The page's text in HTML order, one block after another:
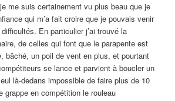
me suis certainement vu plus beau que je
qui m’a fait croire que je pouvais venir
En particulier j’ai trouvé la
de celles qui font que le parapente est
bâché, un poil de vent en plus, et pourtant
se lance et parvient à boucler un
là-dedans impossible de faire plus de 10
grappe en compétition le rouleau